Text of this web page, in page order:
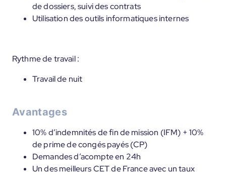
de dossiers, suivi des contrats
Utilisation des outils informatiques internes
Rythme de travail :
Travail de nuit
Avantages
10% d’indemnités de fin de mission (IFM) + 10%
de prime de congés payés (CP)
Demandes d’acompte en 24h
Un des meilleurs CET de France avec un taux